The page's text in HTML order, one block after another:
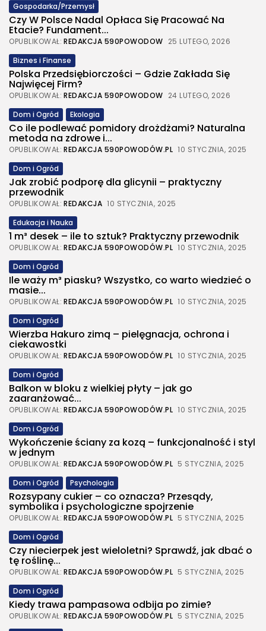
Gospodarka/Przemysł
Czy W Polsce Nadal Opłaca Się Pracować Na
Etacie? Fundament...
OPUBLIKOWAŁ: REDAKCJA 590POWODOW 25 LUTEGO, 2026
Biznes i Finanse
Polska Przedsiębiorczości – Gdzie Zakłada Się
Najwięcej Firm?
OPUBLIKOWAŁ: REDAKCJA 590POWODOW 24 LUTEGO, 2026
Dom i Ogród
Ekologia
Co ile podlewać pomidory drożdżami? Naturalna
metoda na zdrowe i...
OPUBLIKOWAŁ: REDAKCJA 590POWODÓW.PL 10 STYCZNIA, 2025
Dom i Ogród
Jak zrobić podporę dla glicynii – praktyczny
przewodnik
OPUBLIKOWAŁ: REDAKCJA 10 STYCZNIA, 2025
Edukacja i Nauka
1 m³ desek – ile to sztuk? Praktyczny przewodnik
OPUBLIKOWAŁ: REDAKCJA 590POWODÓW.PL 10 STYCZNIA, 2025
Dom i Ogród
Ile waży m³ piasku? Wszystko, co warto wiedzieć o
masie...
OPUBLIKOWAŁ: REDAKCJA 590POWODÓW.PL 10 STYCZNIA, 2025
Dom i Ogród
Wierzba Hakuro zimą – pielęgnacja, ochrona i
ciekawostki
OPUBLIKOWAŁ: REDAKCJA 590POWODÓW.PL 10 STYCZNIA, 2025
Dom i Ogród
Balkon w bloku z wielkiej płyty – jak go
zaaranżować...
OPUBLIKOWAŁ: REDAKCJA 590POWODÓW.PL 10 STYCZNIA, 2025
Dom i Ogród
Wykończenie ściany za kozą – funkcjonalność i styl
w jednym
OPUBLIKOWAŁ: REDAKCJA 590POWODÓW.PL 5 STYCZNIA, 2025
Dom i Ogród
Psychologia
Rozsypany cukier – co oznacza? Przesądy,
symbolika i psychologiczne spojrzenie
OPUBLIKOWAŁ: REDAKCJA 590POWODÓW.PL 5 STYCZNIA, 2025
Dom i Ogród
Czy niecierpek jest wieloletni? Sprawdź, jak dbać o
tę roślinę...
OPUBLIKOWAŁ: REDAKCJA 590POWODÓW.PL 5 STYCZNIA, 2025
Dom i Ogród
Kiedy trawa pampasowa odbija po zimie?
OPUBLIKOWAŁ: REDAKCJA 590POWODÓW.PL 5 STYCZNIA, 2025